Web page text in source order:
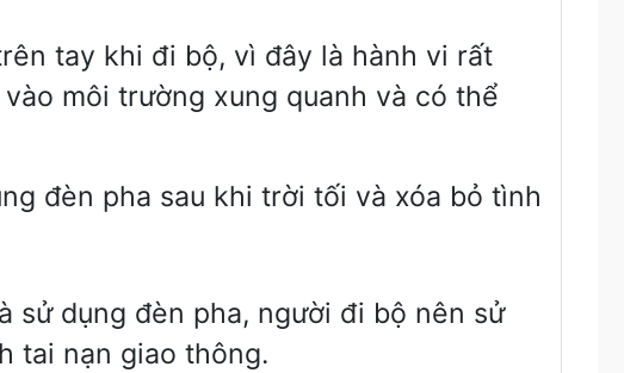
tay khi đi bộ, vì đây là hành vi rất
môi trường xung quanh và có thể
đèn pha sau khi trời tối và xóa bỏ tình
sử dụng đèn pha, người đi bộ nên sử
tai nạn giao thông.